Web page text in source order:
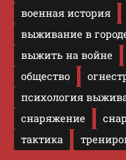
военная история
выживание в
выжить на войне
общество
психология
снаряжение
тактика